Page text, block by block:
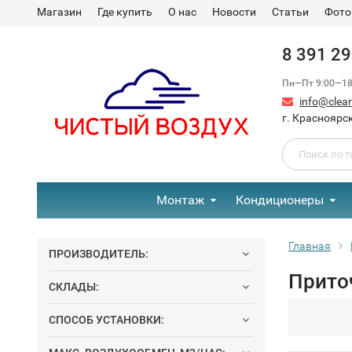
Магазин Где купить О нас Новости Статьи Фото
8 391
Пн—Пт
г.
Монтаж Кондиционеры
ПРОИЗВОДИТЕЛЬ:
СКЛАДЫ:
СПОСОБ УСТАНОВКИ:
Главная